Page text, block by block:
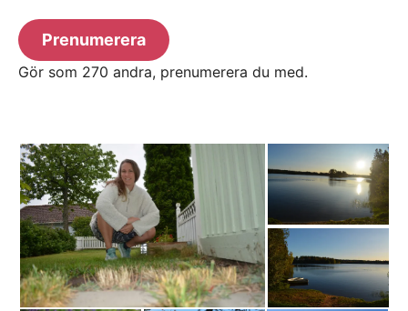
Prenumerera
Gör som 270 andra, prenumerera du med.